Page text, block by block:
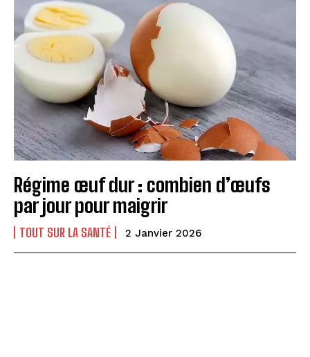
Régime œuf dur : combien d’œufs
par jour pour maigrir
TOUT SUR LA SANTÉ 2 Janvier 2026